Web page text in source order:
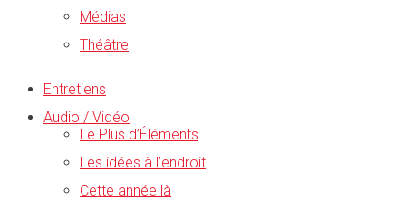
Médias
Théâtre
Entretiens
Audio / Vidéo
Le Plus d’Éléments
Les idées à l’endroit
Cette année là